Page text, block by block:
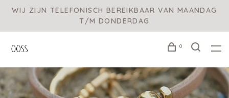
WIJ ZIJN TELEFONISCH BEREIKBAAR VAN MAANDAG
T/M DONDERDAG
0